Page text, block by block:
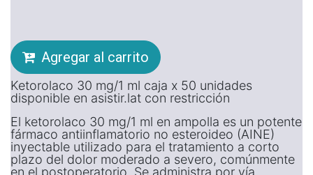
Agregar al carrito
Ketorolaco 30 mg/1 ml caja x 50 unidades
disponible en asistir.lat con restricción
El ketorolaco 30 mg/1 ml en ampolla es un potente
fármaco antiinflamatorio no esteroideo (AINE)
inyectable utilizado para el tratamiento a corto
plazo del dolor moderado a severo, comúnmente
en el postoperatorio. Se administra por vía